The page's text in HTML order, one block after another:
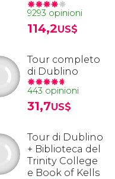
9293 opinioni
114,2US$
Tour completo
di Dublino
443 opinioni
31,7US$
Tour di Dublino
+ Biblioteca del
Trinity College
e Book of Kells